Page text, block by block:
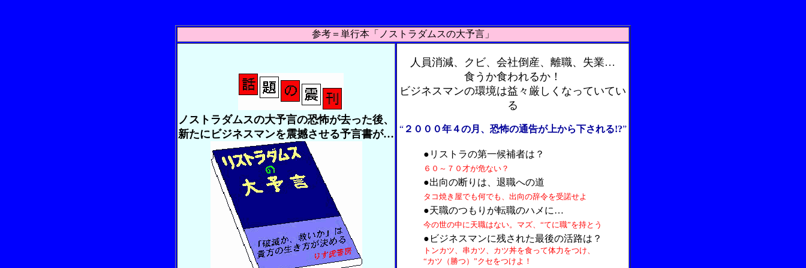
参考＝単行本「ノストラダムスの大予言」
ノストラダムスの大予言の恐怖が去った後、
新たにビジネスマンを震撼させる予言書が…
人員消減、クビ、会社倒産、離職、失業…
食うか食われるか！
ビジネスマンの環境は益々厳しくなっていてい
る
“２０００年４の月、恐怖の通告が上から下される!?”
●リストラの第一候補者は？
６０～７０才が危ない？
●出向の断りは、退職への道
タコ焼き屋でも何でも、出向の辞令を受諾せよ
●天職のつもりが転職のハメに…
今の世の中に天職はない。マズ、“てに職”を持とう
●ビジネスマンに残された最後の活路は？
トンカツ、串カツ、カツ丼を食って体力をつけ、
“カツ（勝つ）”クセをつけよ！